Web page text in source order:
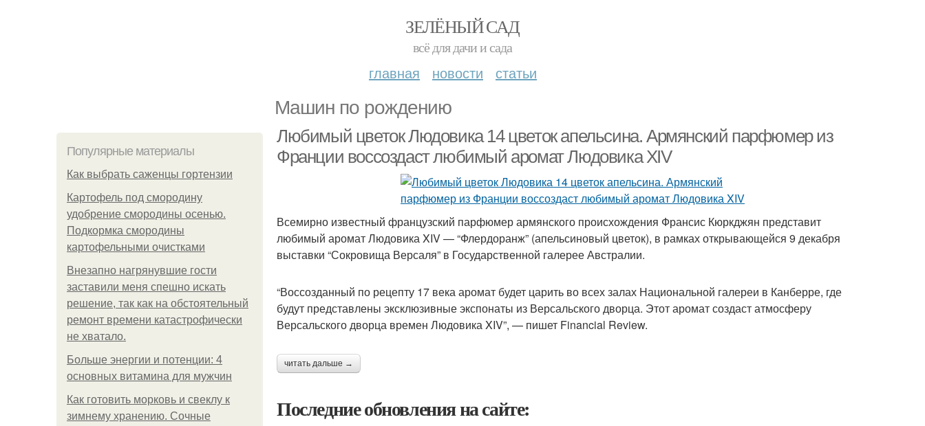
ЗЕЛЁНЫЙ САД
всё для дачи и сада
главная новости статьи
Машин по рождению
Популярные материалы
Как выбрать саженцы гортензии
Картофель под смородину
удобрение смородины осенью.
Подкормка смородины
картофельными очистками
Внезапно нагрянувшие гости
заставили меня спешно искать
решение, так как на обстоятельный
ремонт времени катастрофически
не хватало.
Больше энергии и потенции: 4
основных витамина для мужчин
Как готовить морковь и свеклу к
зимнему хранению. Сочные
Любимый цветок Людовика 14 цветок апельсина. Армянский парфюмер из
Франции воссоздаст любимый аромат Людовика XIV
Всемирно известный французский парфюмер армянского происхождения Франсис Кюркджян представит
любимый аромат Людовика XIV — “Флердоранж” (апельсиновый цветок), в рамках открывающейся 9 декабря
выставки “Сокровища Версаля” в Государственной галерее Австралии.
“Воссозданный по рецепту 17 века аромат будет царить во всех залах Национальной галереи в Канберре, где
будут представлены эксклюзивные экспонаты из Версальского дворца. Этот аромат создаст атмосферу
Версальского дворца времен Людовика XIV”, — пишет Financial Review.
читать дальше →
Последние обновления на сайте: